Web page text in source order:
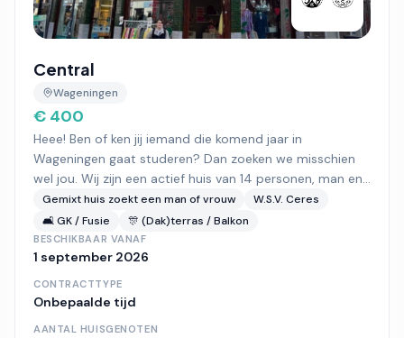
Central
Wageningen
€ 400
Heee! Ben of ken jij iemand die komend jaar in
Wageningen gaat studeren? Dan zoeken we misschien
wel jou. Wij zijn een actief huis van 14 personen, man en...
Gemixt huis zoekt een man of vrouw
W.S.V. Ceres
🛋️ GK / Fusie
🎊 (Dak)terras / Balkon
BESCHIKBAAR VANAF
1 september 2026
CONTRACTTYPE
Onbepaalde tijd
AANTAL HUISGENOTEN